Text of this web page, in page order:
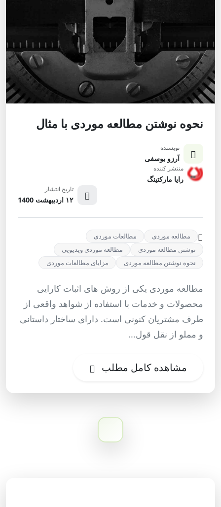
نحوه نوشتن مطالعه موردی با مثال
نویسنده
آرزو یوسفی
منتشر کننده
رایا مارکتینگ
تاریخ انتشار
۱۲ اردیبهشت 1400
مطالعه موردی
مطالعات موردی
نوشتن مطالعه موردی
مطالعه موردی ویدیویی
نحوه نوشتن مطالعه موردی
مزایای مطالعات موردی
مطالعه موردی یکی از روش های اثبات کارایی
محصولات و خدمات با استفاده از شواهد واقعی از
طرف مشتریان کنونی است. دارای ساختار داستانی
و مملو از نقل قول...
مشاهده کامل مطلب